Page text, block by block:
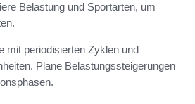
Belastung und Sportarten, um
mit periodisierten Zyklen und
Plane Belastungssteigerungen